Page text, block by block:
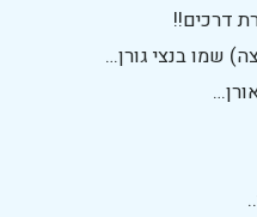
דרכים!!
שמו בנצי גורן…